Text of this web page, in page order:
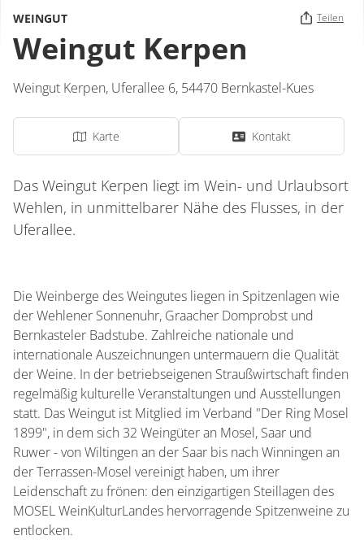
WEINGUT Teilen
Weingut Kerpen
Weingut Kerpen, Uferallee 6, 54470 Bernkastel-Kues
Karte Kontakt
Das Weingut Kerpen liegt im Wein- und Urlaubsort
Wehlen, in unmittelbarer Nähe des Flusses, in der
Uferallee.
Die Weinberge des Weingutes liegen in Spitzenlagen wie
der Wehlener Sonnenuhr, Graacher Domprobst und
Bernkasteler Badstube. Zahlreiche nationale und
internationale Auszeichnungen untermauern die Qualität
der Weine. In der betriebseigenen Straußwirtschaft finden
regelmäßig kulturelle Veranstaltungen und Ausstellungen
statt. Das Weingut ist Mitglied im Verband "Der Ring Mosel
1899", in dem sich 32 Weingüter an Mosel, Saar und
Ruwer - von Wiltingen an der Saar bis nach Winningen an
der Terrassen-Mosel vereinigt haben, um ihrer
Leidenschaft zu frönen: den einzigartigen Steillagen des
MOSEL WeinKulturLandes hervorragende Spitzenweine zu
entlocken.